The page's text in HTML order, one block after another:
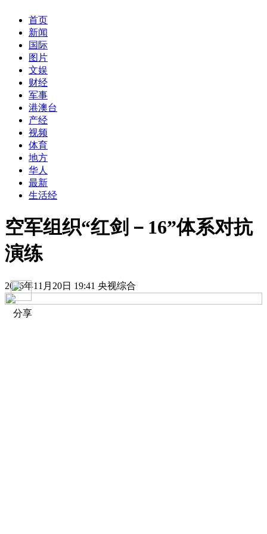
首页
新闻
国际
图片
文娱
财经
军事
港澳台
产经
视频
体育
地方
华人
最新
生活经
空军组织“红剑－16”体系对抗
演练
2016年11月20日 19:41 央视综合
分享